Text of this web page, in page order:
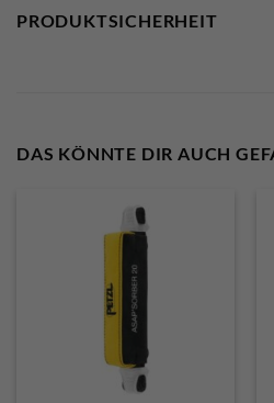
PRODUKTSICHERHEIT
DAS KÖNNTE DIR AUCH